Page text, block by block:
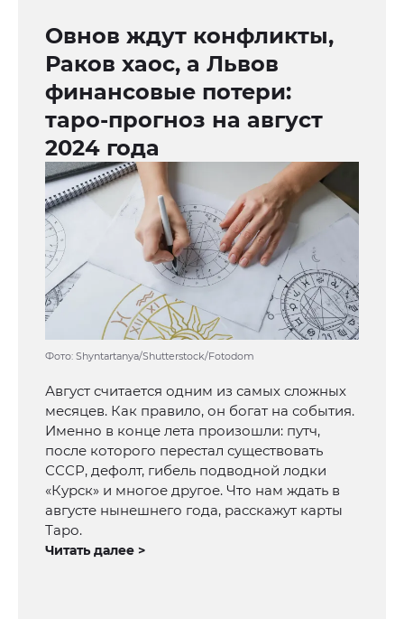
Овнов ждут конфликты,
Раков хаос, а Львов
финансовые потери:
таро-прогноз на август
2024 года
Фото: Shyntartanya/Shutterstock/Fotodom
Август считается одним из самых сложных
месяцев. Как правило, он богат на события.
Именно в конце лета произошли: путч,
после которого перестал существовать
СССР, дефолт, гибель подводной лодки
«Курск» и многое другое. Что нам ждать в
августе нынешнего года, расскажут карты
Таро.
Читать далее >